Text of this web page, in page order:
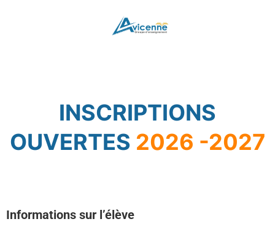
INSCRIPTIONS
OUVERTES 2026 -2027
Informations sur l’élève